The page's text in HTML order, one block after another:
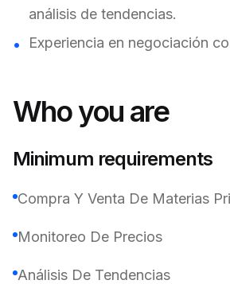
análisis de tendencias.
Experiencia en negociación
Who you are
Minimum requirements
Compra Y Venta De Materias
Monitoreo De Precios
Análisis De Tendencias